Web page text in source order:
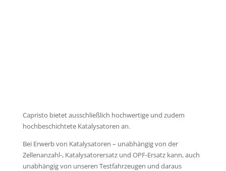
Capristo bietet ausschließlich hochwertige und zudem
hochbeschichtete Katalysatoren an.
Bei Erwerb von Katalysatoren – unabhängig von der
Zellenanzahl-, Katalysatorersatz und OPF-Ersatz kann, auch
unabhängig von unseren Testfahrzeugen und daraus